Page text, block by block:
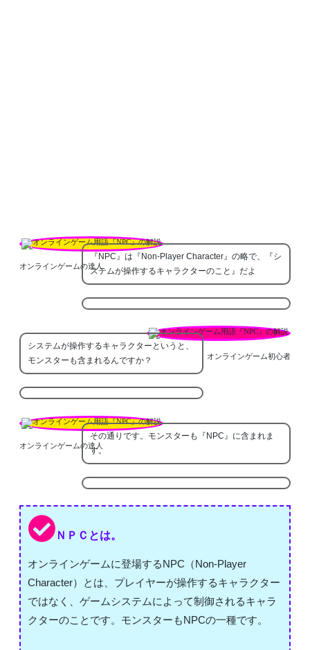
オンラインゲームの達人
『NPC』は『Non-Player Character』の略で、『シ
ステムが操作するキャラクターのこと』だよ
オンラインゲーム初心者
システムが操作するキャラクターというと、
モンスターも含まれるんですか？
オンラインゲームの達人
その通りです。モンスターも『NPC』に含まれま
す。
ＮＰＣとは。
オンラインゲームに登場するNPC（Non-Player
Character）とは、プレイヤーが操作するキャラクター
ではなく、ゲームシステムによって制御されるキャラ
クターのことです。モンスターもNPCの一種です。